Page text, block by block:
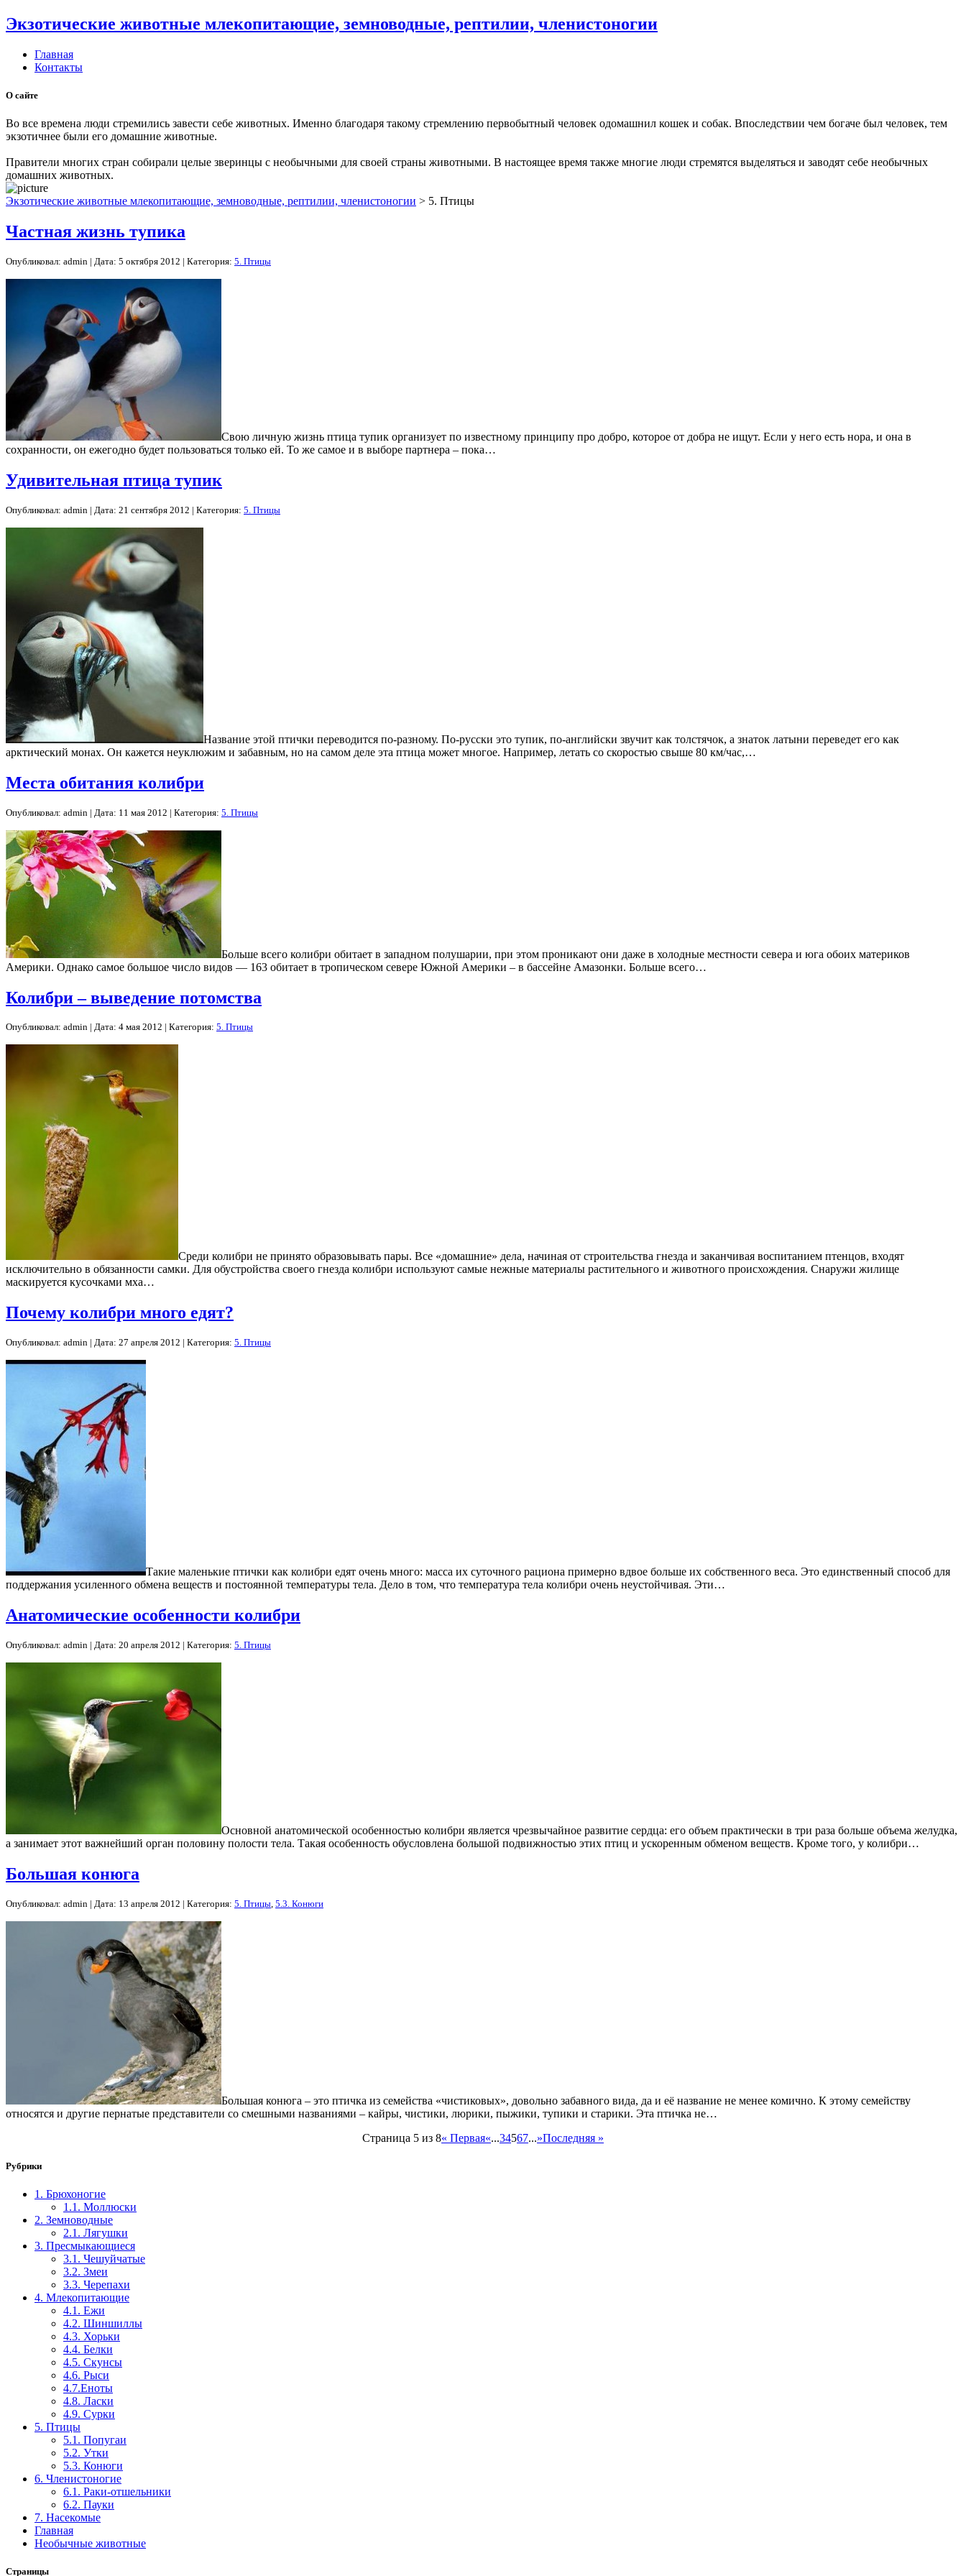
Экзотические животные млекопитающие, земноводные, рептилии, членистоногии
Главная
Контакты
О сайте
Во все времена люди стремились завести себе животных. Именно благодаря такому стремлению первобытный человек одомашнил кошек и собак. Впоследствии чем богаче был человек, тем
экзотичнее были его домашние животные.
Правители многих стран собирали целые зверинцы с необычными для своей страны животными. В настоящее время также многие люди стремятся выделяться и заводят себе необычных
домашних животных.
Экзотические животные млекопитающие, земноводные, рептилии, членистоногии > 5. Птицы
Частная жизнь тупика
Опубликовал: admin | Дата: 5 октября 2012 | Категория: 5. Птицы
Свою личную жизнь птица тупик организует по известному принципу про добро, которое от добра не ищут. Если у него есть нора, и она в
сохранности, он ежегодно будет пользоваться только ей. То же самое и в выборе партнера – пока…
Удивительная птица тупик
Опубликовал: admin | Дата: 21 сентября 2012 | Категория: 5. Птицы
Название этой птички переводится по-разному. По-русски это тупик, по-английски звучит как толстячок, а знаток латыни переведет его как
арктический монах. Он кажется неуклюжим и забавным, но на самом деле эта птица может многое. Например, летать со скоростью свыше 80 км/час,…
Места обитания колибри
Опубликовал: admin | Дата: 11 мая 2012 | Категория: 5. Птицы
Больше всего колибри обитает в западном полушарии, при этом проникают они даже в холодные местности севера и юга обоих материков
Америки. Однако самое большое число видов — 163 обитает в тропическом севере Южной Америки – в бассейне Амазонки. Больше всего…
Колибри – выведение потомства
Опубликовал: admin | Дата: 4 мая 2012 | Категория: 5. Птицы
Среди колибри не принято образовывать пары. Все «домашние» дела, начиная от строительства гнезда и заканчивая воспитанием птенцов, входят
исключительно в обязанности самки. Для обустройства своего гнезда колибри используют самые нежные материалы растительного и животного происхождения. Снаружи жилище
маскируется кусочками мха…
Почему колибри много едят?
Опубликовал: admin | Дата: 27 апреля 2012 | Категория: 5. Птицы
Такие маленькие птички как колибри едят очень много: масса их суточного рациона примерно вдвое больше их собственного веса. Это единственный способ для
поддержания усиленного обмена веществ и постоянной температуры тела. Дело в том, что температура тела колибри очень неустойчивая. Эти…
Анатомические особенности колибри
Опубликовал: admin | Дата: 20 апреля 2012 | Категория: 5. Птицы
Основной анатомической особенностью колибри является чрезвычайное развитие сердца: его объем практически в три раза больше объема желудка,
а занимает этот важнейший орган половину полости тела. Такая особенность обусловлена большой подвижностью этих птиц и ускоренным обменом веществ. Кроме того, у колибри…
Большая конюга
Опубликовал: admin | Дата: 13 апреля 2012 | Категория: 5. Птицы 5.3. Конюги
Большая конюга – это птичка из семейства «чистиковых», довольно забавного вида, да и её название не менее комично. К этому семейству
относятся и другие пернатые представители со смешными названиями – кайры, чистики, люрики, пыжики, тупики и старики. Эта птичка не…
Страница 5 из 8« Первая«...34567...»Последняя »
Рубрики
1. Брюхоногие
1.1. Моллюски
2. Земноводные
2.1. Лягушки
3. Пресмыкающиеся
3.1. Чешуйчатые
3.2. Змеи
3.3. Черепахи
4. Млекопитающие
4.1. Ежи
4.2. Шиншиллы
4.3. Хорьки
4.4. Белки
4.5. Скунсы
4.6. Рыси
4.7.Еноты
4.8. Ласки
4.9. Сурки
5. Птицы
5.1. Попугаи
5.2. Утки
5.3. Конюги
6. Членистоногие
6.1. Раки-отшельники
6.2. Пауки
7. Насекомые
Главная
Необычные животные
Страницы